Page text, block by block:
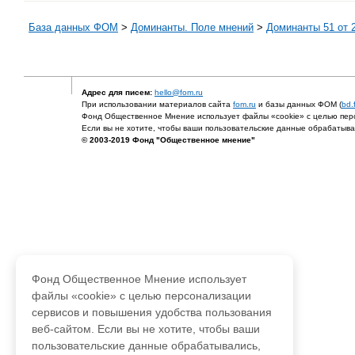
База данных ФОМ > Доминанты. Поле мнений > Доминанты 51 от
Адрес для писем: hello@fom.ru
При использовании материалов сайта fom.ru и базы данных ФОМ (
Фонд Общественное Мнение использует файлы «cookie» с целью
Если вы не хотите, чтобы ваши пользовательские данные
© 2003-2019 Фонд "Общественное мнение"
Фонд Общественное Мнение использует
файлы «cookie» с целью персонализации
сервисов и повышения удобства пользования
веб-сайтом. Если вы не хотите, чтобы ваши
пользовательские данные обрабатывались,